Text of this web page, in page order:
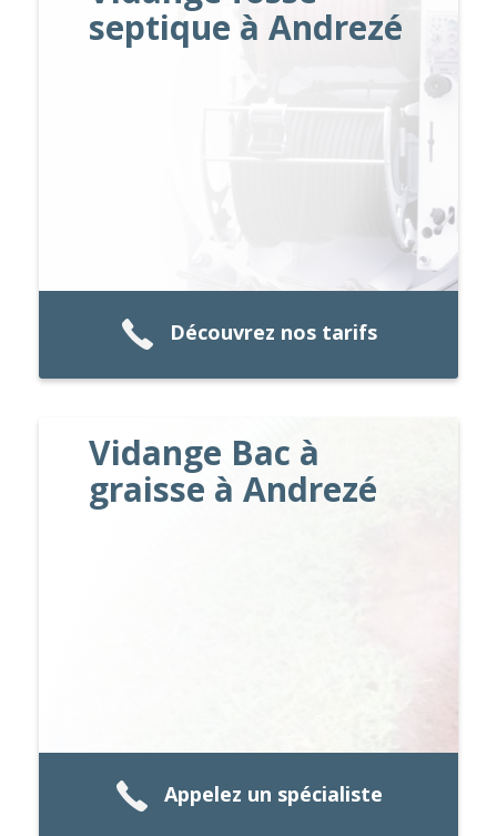
septique à Andrezé
Découvrez nos tarifs
Vidange Bac à
graisse à Andrezé
Appelez un spécialiste